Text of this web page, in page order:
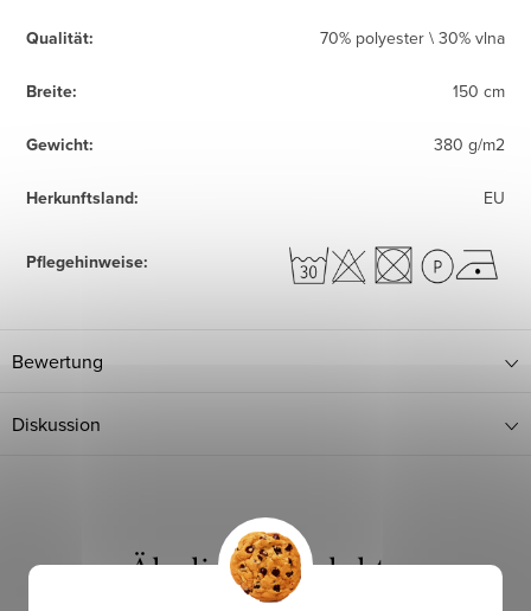
Qualität: 70% polyester \ 30% vlna
Breite: 150 cm
Gewicht: 380 g/m2
Herkunftsland: EU
Pflegehinweise:
Bewertung
Diskussion